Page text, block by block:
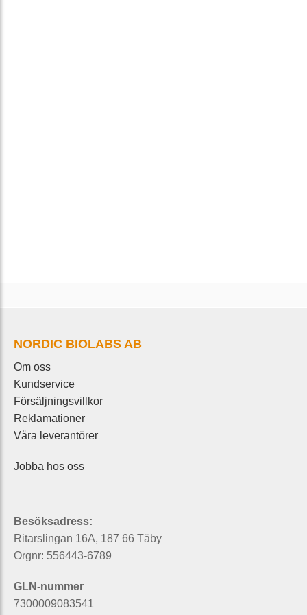
NORDIC BIOLABS AB
Om oss
Kundservice
Försäljningsvillkor
Reklamationer
Våra leverantörer
Jobba hos oss
Besöksadress:
Ritarslingan 16A, 187 66 Täby
Orgnr: 556443-6789
GLN-nummer
7300009083541